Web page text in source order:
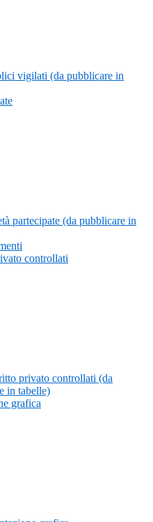
vigilati (da pubblicare in
partecipate (da pubblicare in
controllati
privato controllati (da
in tabelle)
grafica